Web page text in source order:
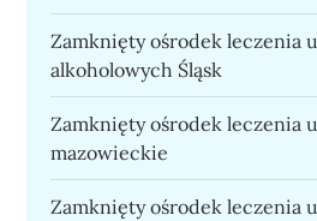
Zamknięty ośrodek leczenia
alkoholowych Śląsk
Zamknięty ośrodek leczenia
mazowieckie
Zamknięty ośrodek leczenia